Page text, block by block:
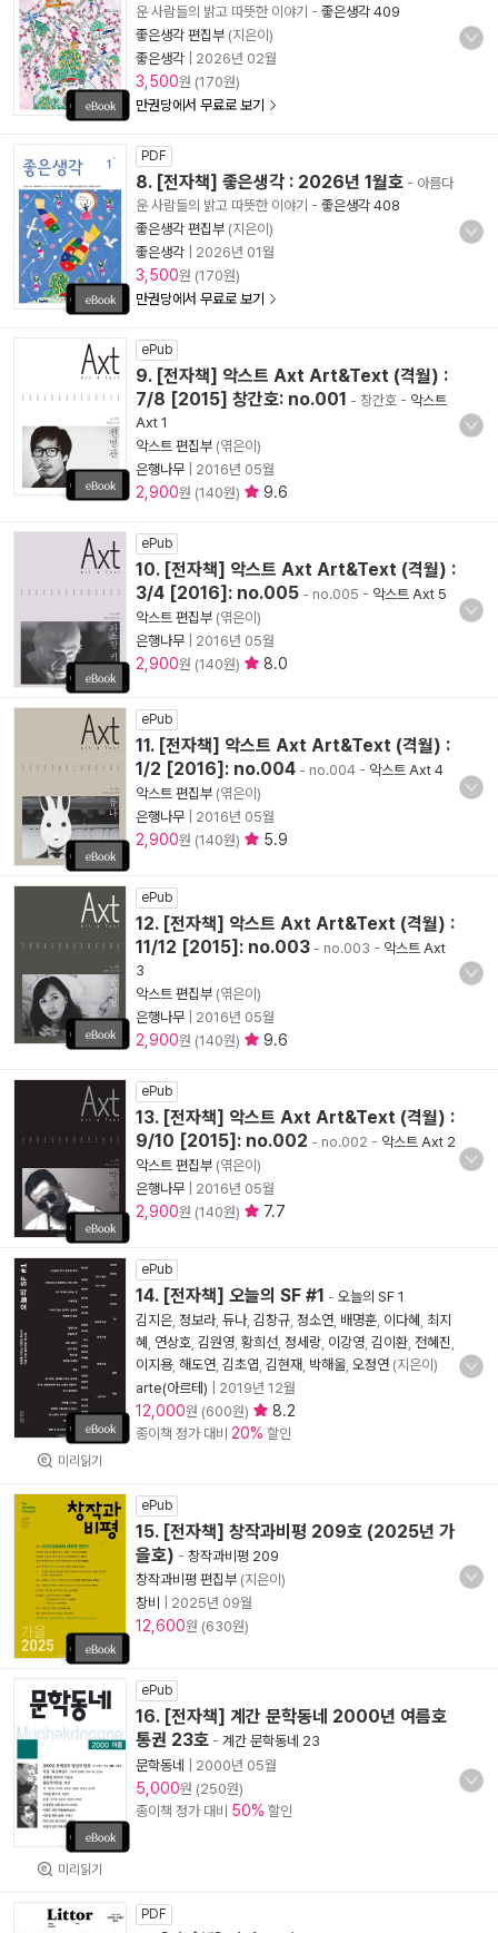
운 사람들의 밝고 따뜻한 이야기 - 좋은생각 409
좋은생각 편집부 (지은이)
좋은생각
2026년 02월
3,500원 (170원)
만권당에서 무료로 보기
PDF
8. [전자책] 좋은생각 : 2026년 1월호 - 아름다
운 사람들의 밝고 따뜻한 이야기 - 좋은생각 408
좋은생각 편집부 (지은이)
좋은생각
2026년 01월
3,500원 (170원)
만권당에서 무료로 보기
ePub
9. [전자책] 악스트 Axt Art&Text (격월) :
7/8 [2015] 창간호: no.001 - 창간호 - 악스트
Axt 1
악스트 편집부 (엮은이)
은행나무
2016년 05월
2,900원 (140원) 9.6
ePub
10. [전자책] 악스트 Axt Art&Text (격월) :
3/4 [2016]: no.005 - no.005 - 악스트 Axt 5
악스트 편집부 (엮은이)
은행나무
2016년 05월
2,900원 (140원) 8.0
ePub
11. [전자책] 악스트 Axt Art&Text (격월) :
1/2 [2016]: no.004 - no.004 - 악스트 Axt 4
악스트 편집부 (엮은이)
은행나무
2016년 05월
2,900원 (140원) 5.9
ePub
12. [전자책] 악스트 Axt Art&Text (격월) :
11/12 [2015]: no.003 - no.003 - 악스트 Axt
3
악스트 편집부 (엮은이)
은행나무
2016년 05월
2,900원 (140원) 9.6
ePub
13. [전자책] 악스트 Axt Art&Text (격월) :
9/10 [2015]: no.002 - no.002 - 악스트 Axt 2
악스트 편집부 (엮은이)
은행나무
2016년 05월
2,900원 (140원) 7.7
미리읽기
ePub
14. [전자책] 오늘의 SF #1 - 오늘의 SF 1
김지은 정보라, 듀나, 김창규 정소연 배명훈 이다혜
최지
혜
연상호 김원영 황희선 정세랑 이강영 김이환 전혜진
이지용, 해도연 김초엽 김현재 박해울 오정연 (지은이)
arte(아르테)
2019년 12월
12,000원 (600원) 8.2
종이책 정가 대비 20% 할인
ePub
15. [전자책] 창작과비평 209호 (2025년 가
을호) - 창작과비평 209
창작과비평 편집부 (지은이)
창비
2025년 09월
12,600원 (630원)
미리읽기
ePub
16. [전자책] 계간 문학동네 2000년 여름호
통권 23호 - 계간 문학동네 23
문학동네
2000년 05월
5,000원 (250원)
종이책 정가 대비 50% 할인
PDF